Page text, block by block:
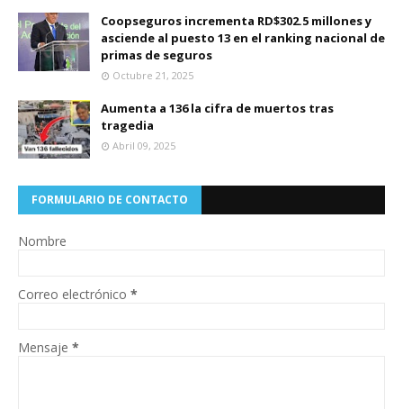
Coopseguros incrementa RD$302.5 millones y
asciende al puesto 13 en el ranking nacional de
primas de seguros
Octubre 21, 2025
Aumenta a 136 la cifra de muertos tras
tragedia
Abril 09, 2025
FORMULARIO DE CONTACTO
Nombre
Correo electrónico *
Mensaje *